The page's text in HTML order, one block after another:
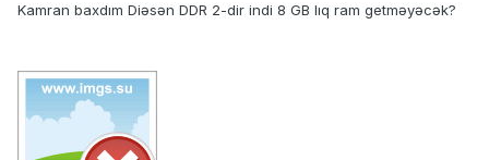
Kamran baxdım Diəsən DDR 2-dir indi 8 GB lıq ram getməyəcək?